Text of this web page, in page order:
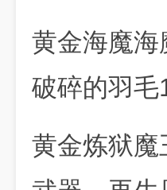
黄金海魔
破碎的羽
黄金炼狱